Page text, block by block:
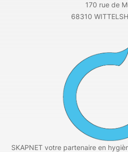
170 rue de
68310
SKAPNET votre partenaire en